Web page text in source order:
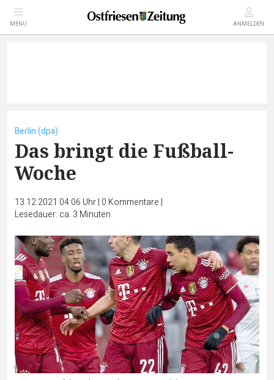
MENÜ ANMELDEN
Berlin (dpa)
Das bringt die Fußball-
Woche
13.12.2021 04:06 Uhr| 0 Kommentare |
Lesedauer: ca. 3 Minuten